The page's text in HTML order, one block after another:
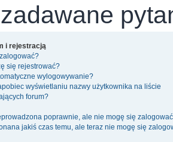
i rejestracją
się rejestrować?
wylogowywanie?
wyświetlaniu nazwy użytkownika na liście
forum?
poprawnie, ale nie mogę się
jakiś czas temu, ale teraz nie mogę się